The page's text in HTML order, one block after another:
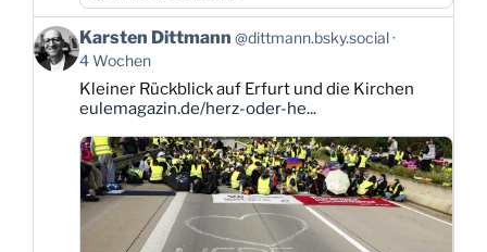
Beitrag
von
Karsten
Dittmann
Bluesky
ansehen
Karsten Dittmann @dittmann.bsky.social
4 Wochen
Kleiner Rückblick auf Erfurt und die Kirchen
eulemagazin.de/herz-oder-he...